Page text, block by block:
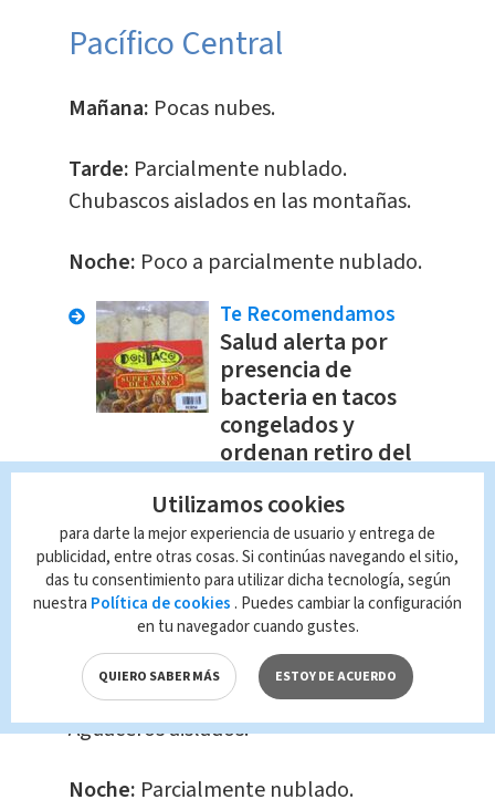
Pacífico Central
Mañana: Pocas nubes.
Tarde: Parcialmente nublado.
Chubascos aislados en las montañas.
Noche: Poco a parcialmente nublado.
Te Recomendamos
Salud alerta por
presencia de
bacteria en tacos
congelados y
ordenan retiro del
mercado
En Alerta Indira Zúñiga
Pacífico Sur
Mañana:Pocas nubes.
Tarde:Parcial a mayormente nublado.
Aguaceros aislados.
Noche: Parcialmente nublado.
Utilizamos cookies
para darte la mejor experiencia de usuario y entrega de
publicidad, entre otras cosas. Si continúas navegando el sitio,
das tu consentimiento para utilizar dicha tecnología, según
nuestra Política de cookies . Puedes cambiar la configuración
en tu navegador cuando gustes.
QUIERO SABER MÁS ESTOY DE ACUERDO